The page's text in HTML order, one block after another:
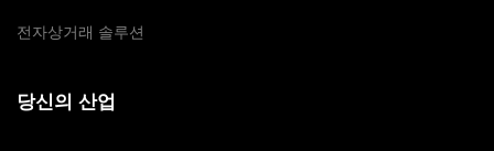
전자상거래 솔루션
당신의 산업